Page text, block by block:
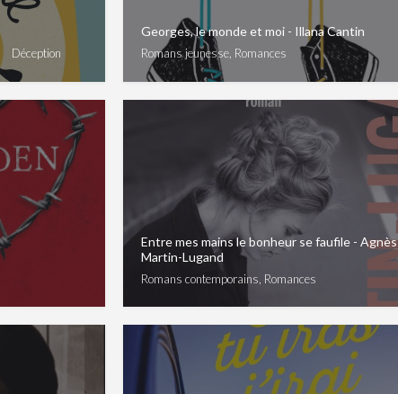
Déception
Georges, le monde et moi - Illana Cantin
Romans jeunesse, Romances
Entre mes mains le bonheur se faufile - Agnès
Martin-Lugand
Romans contemporains, Romances